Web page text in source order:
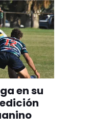
en su